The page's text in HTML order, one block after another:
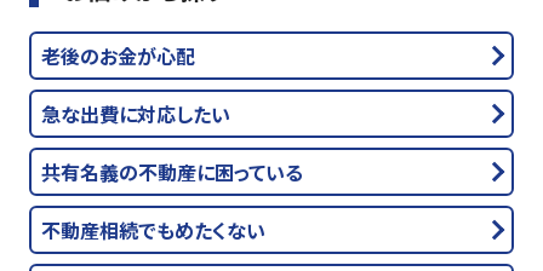
老後のお金が心配
急な出費に対応したい
共有名義の不動産に困っている
不動産相続でもめたくない